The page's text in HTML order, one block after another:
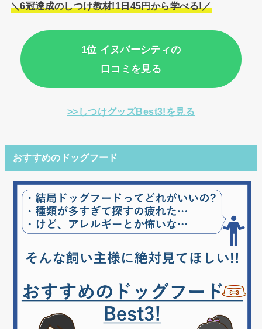
＼6冠達成のしつけ教材!1日45円から学べる!／
1位 イヌバーシティの
口コミを見る
>>しつけグッズBest3!を見る
おすすめのドッグフード